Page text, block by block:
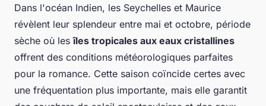
Dans l'océan Indien, les Seychelles et Maurice
révèlent leur splendeur entre mai et octobre, période
sèche où lesîles tropicales aux eaux cristallines
offrent des conditions météorologiques parfaites
pour la romance. Cette saison coïncide certes avec
une fréquentation plus importante, mais elle garantit